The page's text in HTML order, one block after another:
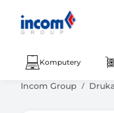
Komputery
Incom Group